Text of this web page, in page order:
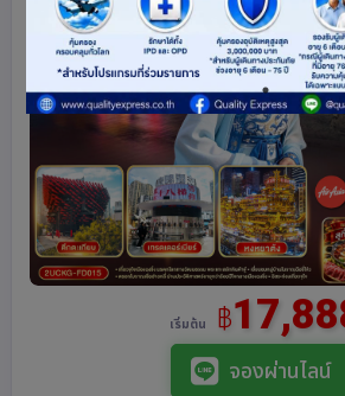
เริ่มต้น ฿
จองผ่านไลน์